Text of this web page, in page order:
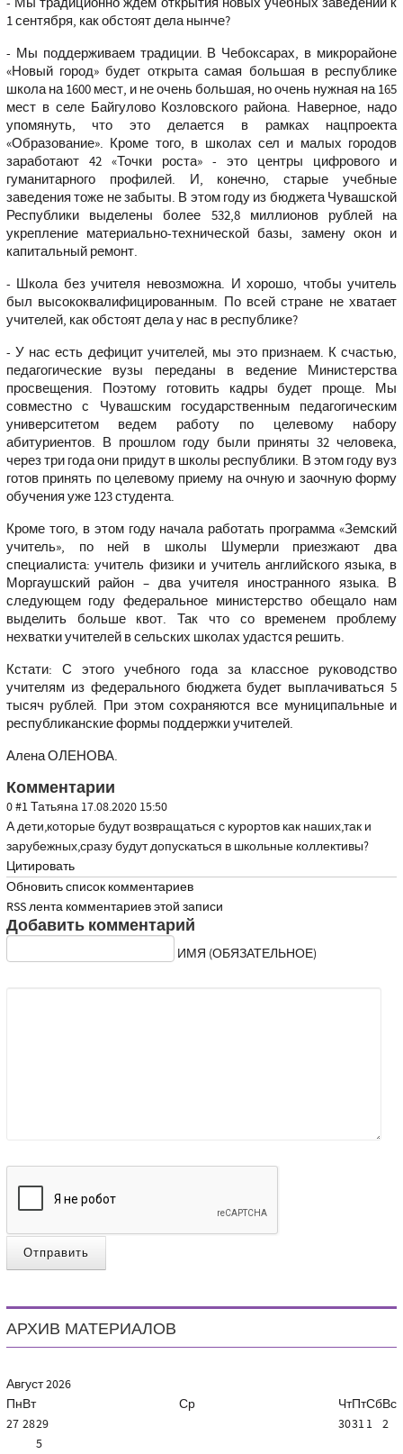
1 сентября, как обстоят дела нынче?
- Мы поддерживаем традиции. В Чебоксарах, в микрорайоне
«Новый город» будет открыта самая большая в республике
школа на 1600 мест, и не очень большая, но очень нужная на 165
мест в селе Байгулово Козловского района. Наверное, надо
упомянуть, что это делается в рамках нацпроекта
«Образование». Кроме того, в школах сел и малых городов
заработают 42 «Точки роста» - это центры цифрового и
гуманитарного профилей. И, конечно, старые учебные
заведения тоже не забыты. В этом году из бюджета Чувашской
Республики выделены более 532,8 миллионов рублей на
укрепление материально-технической базы, замену окон и
капитальный ремонт.
- Школа без учителя невозможна. И хорошо, чтобы учитель
был высококвалифицированным. По всей стране не хватает
учителей, как обстоят дела у нас в республике?
- У нас есть дефицит учителей, мы это признаем. К счастью,
педагогические вузы переданы в ведение Министерства
просвещения. Поэтому готовить кадры будет проще. Мы
совместно с Чувашским государственным педагогическим
университетом ведем работу по целевому набору
абитуриентов. В прошлом году были приняты 32 человека,
через три года они придут в школы республики. В этом году вуз
готов принять по целевому приему на очную и заочную форму
обучения уже 123 студента.
Кроме того, в этом году начала работать программа «Земский
учитель», по ней в школы Шумерли приезжают два
специалиста: учитель физики и учитель английского языка, в
Моргаушский район – два учителя иностранного языка. В
следующем году федеральное министерство обещало нам
выделить больше квот. Так что со временем проблему
нехватки учителей в сельских школах удастся решить.
Кстати: С этого учебного года за классное руководство
учителям из федерального бюджета будет выплачиваться 5
тысяч рублей. При этом сохраняются все муниципальные и
республиканские формы поддержки учителей.
Алена ОЛЕНОВА.
Комментарии
0#1Татьяна 17.08.2020 15:50
А дети,которые будут возвращаться с курортов как наших,так и
зарубежных,сразу будут допускаться в школьные коллективы?
Цитировать
Обновить список комментариев
RSS лента комментариев этой записи
Добавить комментарий
ИМЯ (ОБЯЗАТЕЛЬНОЕ)
Отправить
АРХИВ МАТЕРИАЛОВ
Август2026
ПнВт Ср ЧтПтСбВс
27 2829 30311 2
5